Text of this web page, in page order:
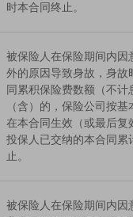
时本合同终止。
被保险人在保险期间内因
外的原因导致身故，身故
同累积保险费数额（不
（含）的，保险公司按
在本合同生效（或最后复
投保人已交纳的本合同累
止。
被保险人在保险期间内因